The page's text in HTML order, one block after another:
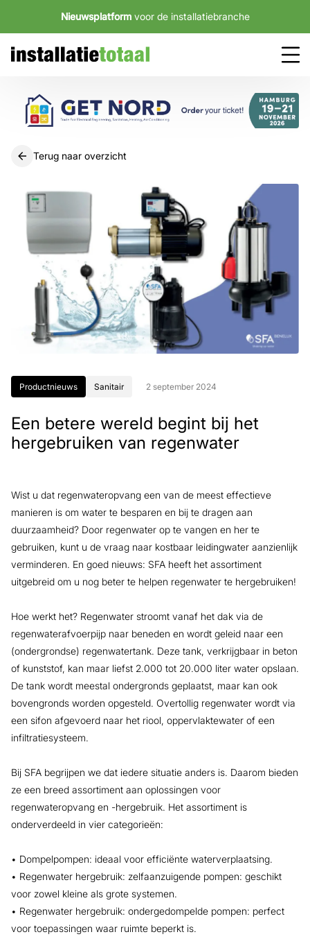
Nieuwsplatform voor de installatiebranche
Terug naar overzicht
Productnieuws Sanitair 2 september 2024
Een betere wereld begint bij het
hergebruiken van regenwater
Wist u dat regenwateropvang een van de meest effectieve
manieren is om water te besparen en bij te dragen aan
duurzaamheid? Door regenwater op te vangen en her te
gebruiken, kunt u de vraag naar kostbaar leidingwater aanzienlijk
verminderen. En goed nieuws: SFA heeft het assortiment
uitgebreid om u nog beter te helpen regenwater te hergebruiken!
Hoe werkt het? Regenwater stroomt vanaf het dak via de
regenwaterafvoerpijp naar beneden en wordt geleid naar een
(ondergrondse) regenwatertank. Deze tank, verkrijgbaar in beton
of kunststof, kan maar liefst 2.000 tot 20.000 liter water opslaan.
De tank wordt meestal ondergronds geplaatst, maar kan ook
bovengronds worden opgesteld. Overtollig regenwater wordt via
een sifon afgevoerd naar het riool, oppervlaktewater of een
infiltratiesysteem.
Bij SFA begrijpen we dat iedere situatie anders is. Daarom bieden
ze een breed assortiment aan oplossingen voor
regenwateropvang en -hergebruik. Het assortiment is
onderverdeeld in vier categorieën:
• Dompelpompen: ideaal voor efficiënte waterverplaatsing.
• Regenwater hergebruik: zelfaanzuigende pompen: geschikt
voor zowel kleine als grote systemen.
• Regenwater hergebruik: ondergedompelde pompen: perfect
voor toepassingen waar ruimte beperkt is.